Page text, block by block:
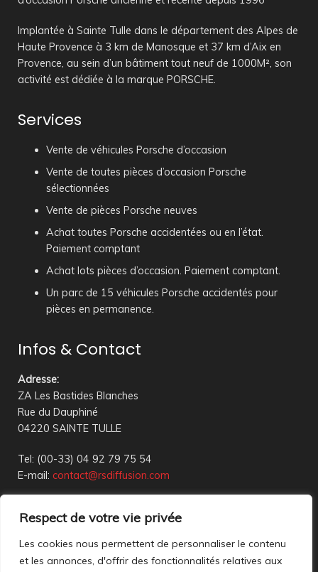
Respect de votre vie privée
Les cookies nous permettent de personnaliser le contenu
et les annonces, d'offrir des fonctionnalités relatives aux
Implantée à Sainte Tulle dans le département des Alpes de
Haute Provence à 3 km de Manosque et 37 km d’Aix en
Provence, au sein d’un bâtiment tout neuf de 1000M², son
activité est dédiée à la marque PORSCHE.
Services
Vente de véhicules Porsche d’occasion
Vente de toutes pièces d’occasion Porsche
sélectionnées
Vente de pièces Porsche neuves
Achat toutes Porsche accidentées ou en l’état.
Paiement comptant
Achat lots pièces d’occasion. Paiement comptant.
Un parc de 15 véhicules Porsche accidentés pour
pièces en permanence.
Infos & Contact
Adresse:
ZA Les Bastides Blanches
Rue du Dauphiné
04220 SAINTE TULLE
Tel: (00-33) 04 92 79 75 54
E-mail: contact@rsdiffusion.com
18h00
Réception en magasin sur rendez-vous uniquement